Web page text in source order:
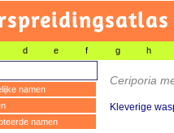
d e f g h
namen
namen
Ceriporia
Kleverige